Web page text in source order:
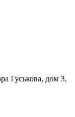
Гуськова, дом 3,